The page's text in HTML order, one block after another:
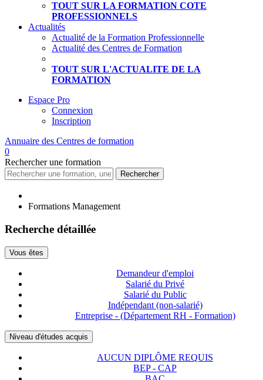
TOUT SUR LA FORMATION COTE
PROFESSIONNELS
Actualités
Actualité de la Formation Professionnelle
Actualité des Centres de Formation
TOUT SUR L'ACTUALITE DE LA
FORMATION
Espace Pro
Connexion
Inscription
Annuaire des Centres de formation
0
Rechercherune formation
Rechercher
Formations Management
Recherche détaillée
Vous êtes
Demandeur d'emploi
Salarié du Privé
Salarié du Public
Indépendant (non-salarié)
Entreprise - (Département RH - Formation)
Niveau d'études acquis
AUCUN DIPLÔME REQUIS
BEP - CAP